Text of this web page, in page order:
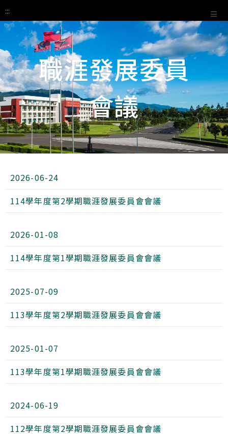
:::
:::
職涯發展委員
會議
2026-06-24
114學年度第2學期職涯發展委員會會議
2026-01-08
114學年度第1學期職涯發展委員會會議
2025-07-09
113學年度第2學期職涯發展委員會會議
2025-01-07
113學年度第1學期職涯發展委員會會議
2024-06-19
112學年度第2學期職涯發展委員會會議